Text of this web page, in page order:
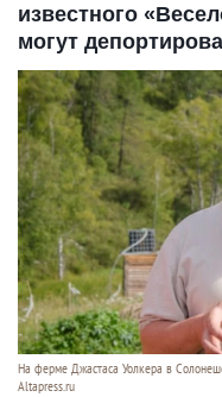
известного
могут
На ферме Джастаса Уолкера в
Altapress.ru